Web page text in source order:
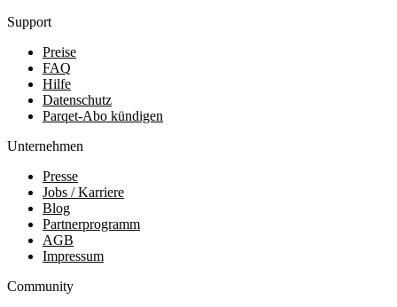
Support
Preise
FAQ
Hilfe
Datenschutz
Parqet-Abo kündigen
Unternehmen
Presse
Jobs / Karriere
Blog
Partnerprogramm
AGB
Impressum
Community